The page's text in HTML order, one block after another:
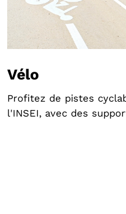
Vélo
Profitez de pistes
l'INSEI, avec des